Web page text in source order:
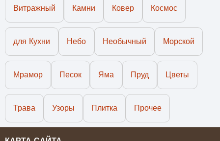
Витражный Камни Ковер Космос
для Кухни Небо Необычный Морской
Мрамор Песок Яма Пруд Цветы
Трава Узоры Плитка Прочее